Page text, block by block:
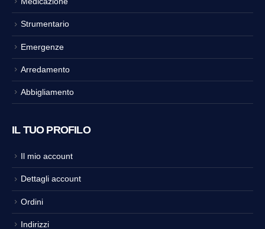
Strumentario
Emergenze
Arredamento
Abbigliamento
IL TUO PROFILO
Il mio account
Dettagli account
Ordini
Indirizzi